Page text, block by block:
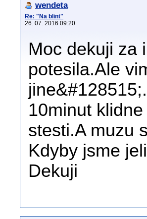
wendeta
Re: "Na blint"
26. 07. 2016 09:20
Moc dekuji za
potesila.Ale
10minut
stesti.A muzu
Kdyby jsme
Dekuji